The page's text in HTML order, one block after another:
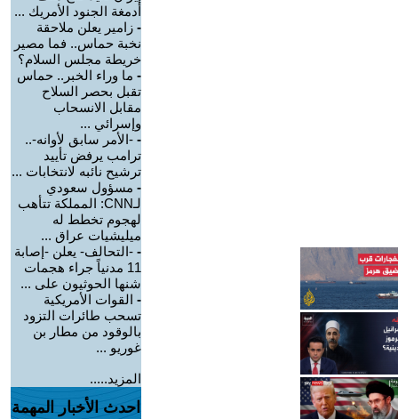
أدمغة الجنود الأمريك ...
- زامير يعلن ملاحقة
نخبة حماس.. فما مصير
خريطة مجلس السلام؟
- ما وراء الخبر.. حماس
تقبل بحصر السلاح
مقابل الانسحاب
وإسرائي ...
- -الأمر سابق لأوانه-..
ترامب يرفض تأييد
ترشيح نائبه لانتخابات ...
- مسؤول سعودي
لـCNN: المملكة تتأهب
لهجوم تخطط له
ميليشيات عراق ...
- -التحالف- يعلن -إصابة
11 مدنياً جراء هجمات
شنها الحوثيون على ...
- القوات الأمريكية
تسحب طائرات التزود
بالوقود من مطار بن
غوريو ...
المزيد.....
احدث الأخبار المهمة